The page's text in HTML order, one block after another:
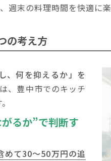
末の料理時間を快適に楽
の考え方
、何を抑えるか」を
、豊中市でのキッチ
るか”で判断す
めて30～50万円の追